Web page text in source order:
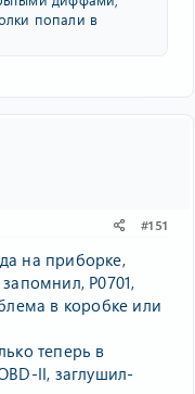
попали в
#151
на приборке,
P0701,
в коробке или
теперь в
II, заглушил-